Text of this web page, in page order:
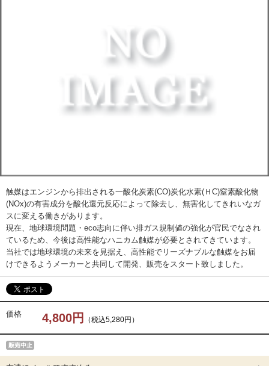
触媒はエンジンから排出される一酸化炭素(CO)炭化水素(ＨC)窒素酸化物
(NOx)の有害成分を酸化還元反応によって除去し、無害化してきれいなガ
スに変える働きがあります。
現在、地球環境問題・eco志向に伴い排ガス規制値の強化が官民でなされ
ているため、今後は高性能なハニカム触媒が必要とされてきています。
当社では地球環境の未来を見据え、高性能でリーズナブルな触媒をお届
けできるようメーカーと共同して開発、販売をスタート致しました。
価格 4,800円 （税込5,280円）